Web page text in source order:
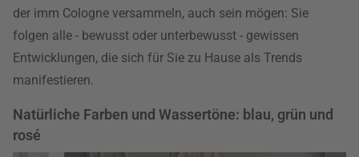
der imm Cologne versammeln, auch sein mögen: Sie
folgen alle - bewusst oder unterbewusst - gewissen
Entwicklungen, die sich für Sie zu Hause als Trends
manifestieren.
Natürliche Farben und Wassertöne: blau, grün und
rosé